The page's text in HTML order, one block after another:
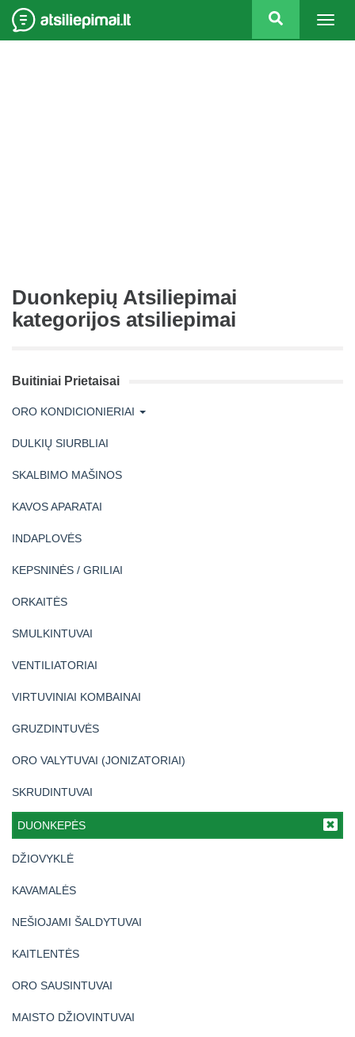
Duonkepių Atsiliepimai
kategorijos atsiliepimai
Buitiniai Prietaisai
ORO KONDICIONIERIAI
DULKIŲ SIURBLIAI
SKALBIMO MAŠINOS
KAVOS APARATAI
INDAPLOVĖS
KEPSNINĖS / GRILIAI
ORKAITĖS
SMULKINTUVAI
VENTILIATORIAI
VIRTUVINIAI KOMBAINAI
GRUZDINTUVĖS
ORO VALYTUVAI (JONIZATORIAI)
SKRUDINTUVAI
DUONKEPĖS
DŽIOVYKLĖ
KAVAMALĖS
NEŠIOJAMI ŠALDYTUVAI
KAITLENTĖS
ORO SAUSINTUVAI
MAISTO DŽIOVINTUVAI